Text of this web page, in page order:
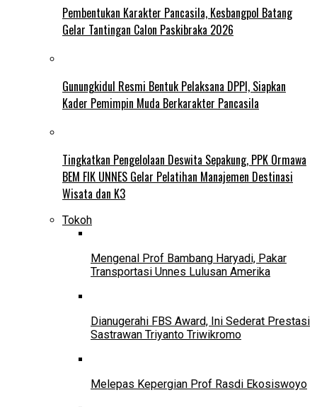
Pembentukan Karakter Pancasila, Kesbangpol Batang
Gelar Tantingan Calon Paskibraka 2026
Gunungkidul Resmi Bentuk Pelaksana DPPI, Siapkan
Kader Pemimpin Muda Berkarakter Pancasila
Tingkatkan Pengelolaan Deswita Sepakung, PPK Ormawa
BEM FIK UNNES Gelar Pelatihan Manajemen Destinasi
Wisata dan K3
Tokoh
Mengenal Prof Bambang Haryadi, Pakar
Transportasi Unnes Lulusan Amerika
Dianugerahi FBS Award, Ini Sederat Prestasi
Sastrawan Triyanto Triwikromo
Melepas Kepergian Prof Rasdi Ekosiswoyo